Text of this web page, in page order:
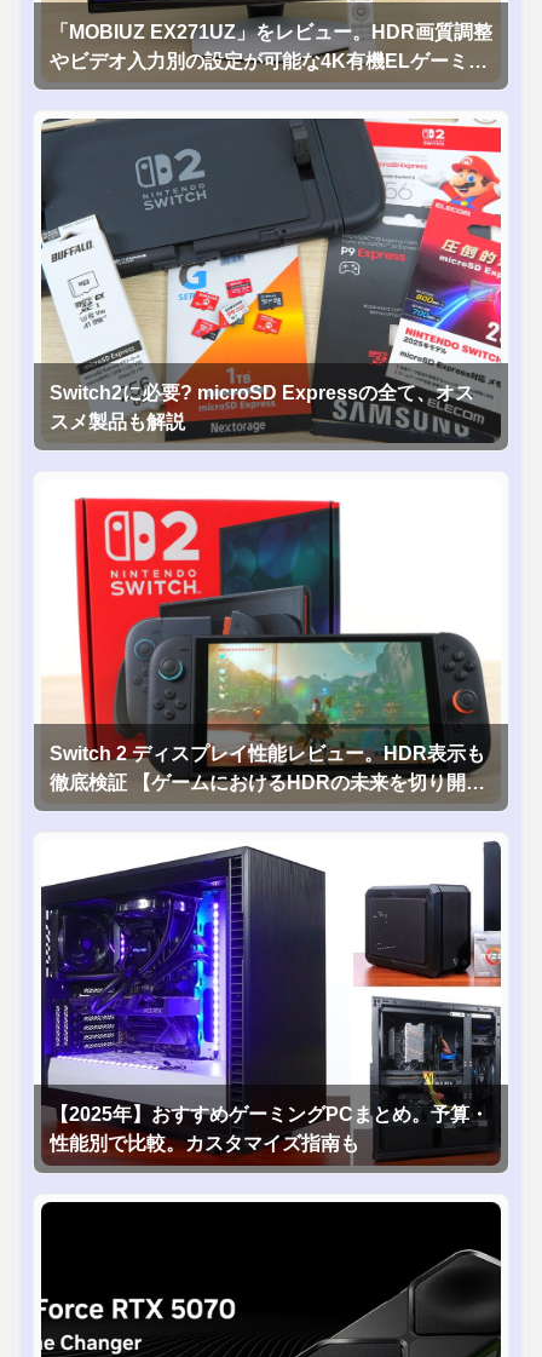
「MOBIUZ EX271UZ」をレビュー。HDR画質調整
やビデオ入力別の設定が可能な4K有機ELゲーミン
グモニタを徹底検証
Switch2に必要? microSD Expressの全て、オス
スメ製品も解説
Switch 2 ディスプレイ性能レビュー。HDR表示も
徹底検証 【ゲームにおけるHDRの未来を切り開く
1台！】
【2025年】おすすめゲーミングPCまとめ。予算・
性能別で比較。カスタマイズ指南も